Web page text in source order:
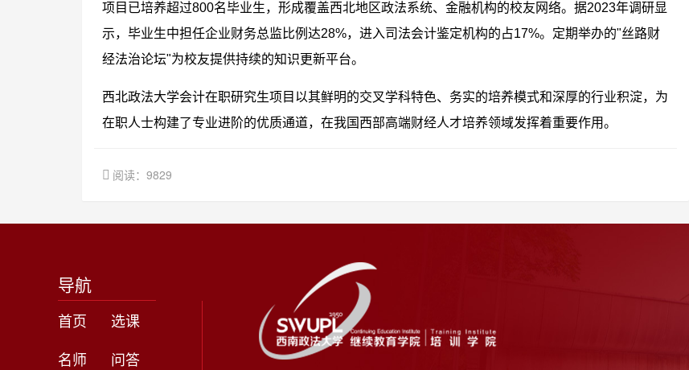
项目已培养超过800名毕业生，形成覆盖西北地区政法系统、金融机构的校友网络。据2023年调研显
示，毕业生中担任企业财务总监比例达28%，进入司法会计鉴定机构的占17%。定期举办的"丝路财
经法治论坛"为校友提供持续的知识更新平台。
西北政法大学会计在职研究生项目以其鲜明的交叉学科特色、务实的培养模式和深厚的行业积淀，为
在职人士构建了专业进阶的优质通道，在我国西部高端财经人才培养领域发挥着重要作用。
阅读：9829
导航
首页
选课
名师
问答